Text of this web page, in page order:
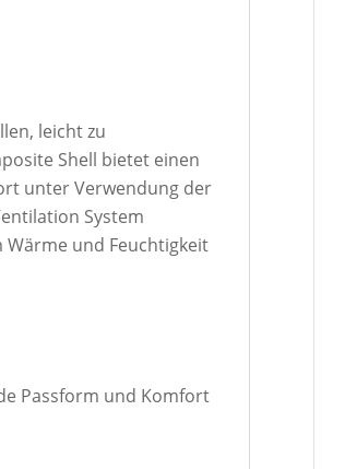
leicht zu
Shell bietet einen
unter Verwendung der
System
und Feuchtigkeit
Passform und Komfort